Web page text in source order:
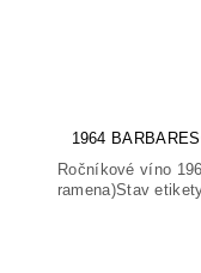
1964
Ročníkové víno
ramena)Stav